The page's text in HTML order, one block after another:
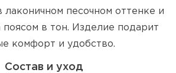
лаконичном песочном оттенке и
в тон. Изделие подарит
комфорт и удобство.
Состав и уход